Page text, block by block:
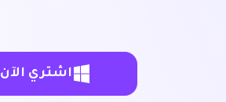
اشتري الآن